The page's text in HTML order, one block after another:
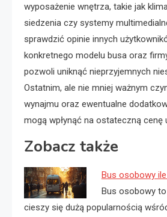
wyposażenie wnętrza, takie jak
siedzenia czy systemy
sprawdzić opinie innych
konkretnego modelu busa oraz
pozwoli uniknąć nieprzyjemnych
Ostatnim, ale nie mniej ważnym
wynajmu oraz ewentualne
mogą wpłynąć na ostateczną cenę
Zobacz także
Bus osobowy
Bus osobowy
cieszy się dużą popularnością